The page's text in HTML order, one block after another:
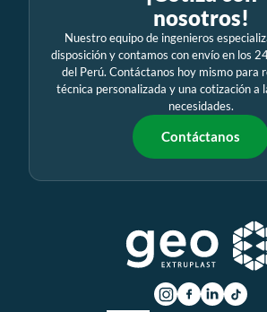
nosotros!
Nuestro equipo de ingenieros
disposición y contamos con envío en los
del Perú. Contáctanos hoy mismo para
técnica personalizada y una cotización a
necesidades.
Contáctanos